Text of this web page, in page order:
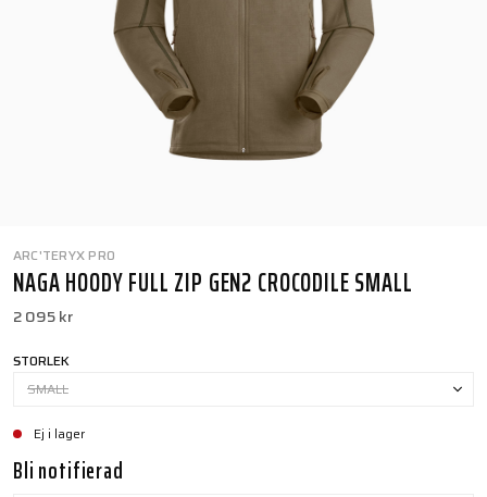
ARC'TERYX PRO
NAGA HOODY FULL ZIP GEN2 CROCODILE SMALL
2 095 kr
STORLEK
SMALL
Ej i lager
Bli notifierad